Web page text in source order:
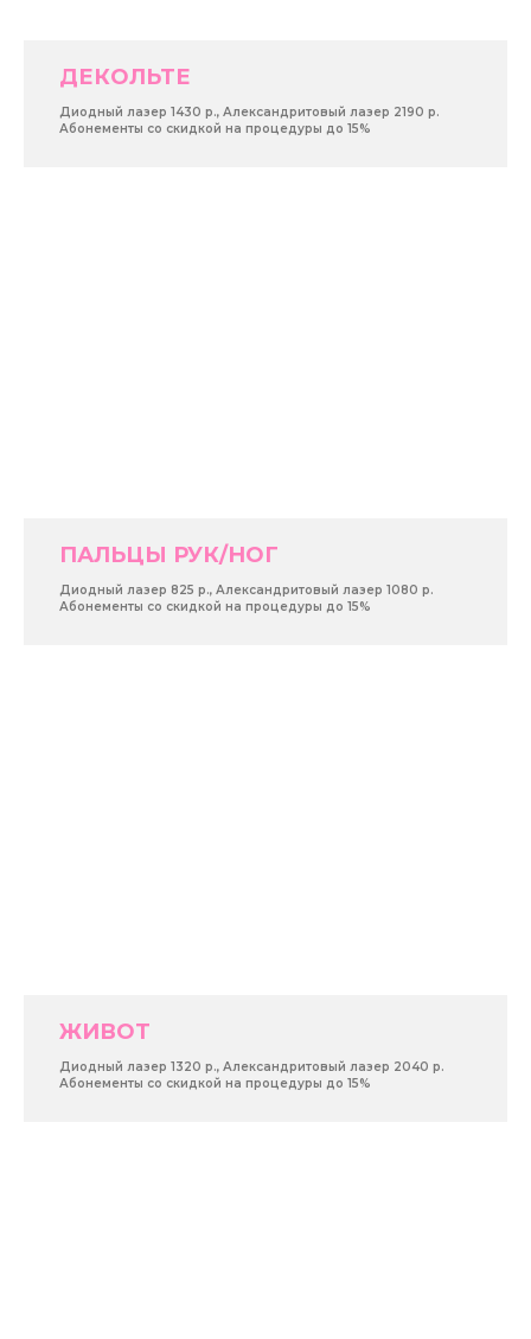
ДЕКОЛЬТЕ
Диодный лазер 1430 р., Александритовый лазер 2190 р.
Абонементы со скидкой на процедуры до 15%
ПАЛЬЦЫ РУК/НОГ
Диодный лазер 825 р., Александритовый лазер 1080 р.
Абонементы со скидкой на процедуры до 15%
ЖИВОТ
Диодный лазер 1320 р., Александритовый лазер 2040 р.
Абонементы со скидкой на процедуры до 15%